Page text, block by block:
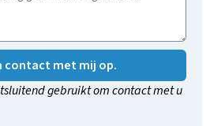
contact met mij op.
gebruikt om contact met u